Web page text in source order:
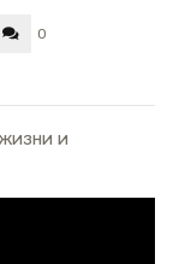
0